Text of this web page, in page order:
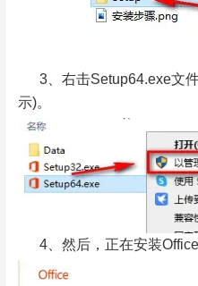
3、右击Setup64.exe文
示)。
4、然后，正在安装Office(